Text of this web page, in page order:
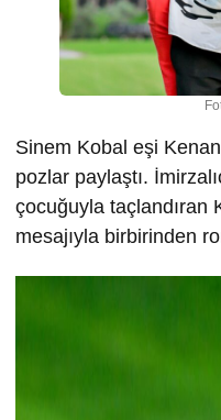
Sinem Kobal eşi
pozlar paylaştı.
çocuğuyla taçlandıran
mesajıyla birbirinden